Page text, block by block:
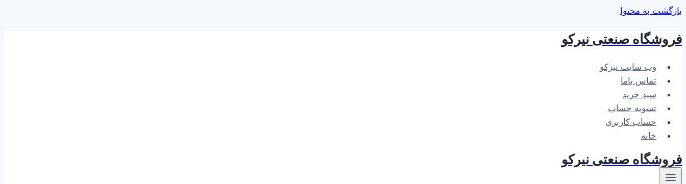
بازگشت به محتوا
فروشگاه صنعتی نیرکو
وب سایت نیرکو
تماس باما
سبد خرید
تسویه حساب
حساب کاربری
خانه
فروشگاه صنعتی نیرکو